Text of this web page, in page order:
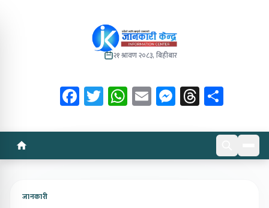
२१ श्रावण २०८३, बिहीबार
Facebook
Twitter
WhatsApp
EmailMessenger
Threads
जानकारी